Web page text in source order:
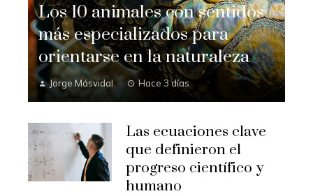
Los 10 animales con sentidos
más especializados para
orientarse en la naturaleza
Jorge Másvidal Hace 3 días
Las ecuaciones clave
que definieron el
progreso científico y
humano